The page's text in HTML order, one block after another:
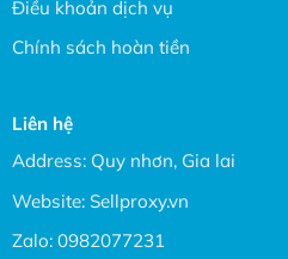
Điều khoản dịch vụ
Chính sách hoàn tiền
Liên hệ
Address: Quy nhơn, Gia lai
Website: Sellproxy.vn
Zalo: 0982077231